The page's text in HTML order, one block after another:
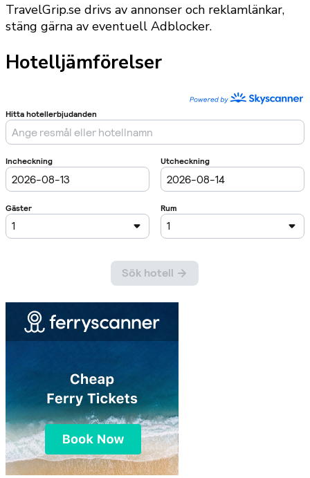
TravelGrip.se drivs av annonser och reklamlänkar,
stäng gärna av eventuell Adblocker.
Hotelljämförelser